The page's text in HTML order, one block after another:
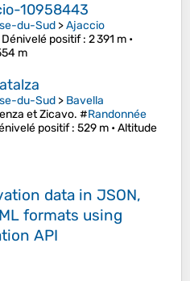
10958443
du-Sud >Ajaccio
Dénivelé positif: 2 391 m •
m
du-Sud > Bavella
et Zicavo. #Randonnée
positif: 529 m •Altitude
data in JSON,
formats using
API